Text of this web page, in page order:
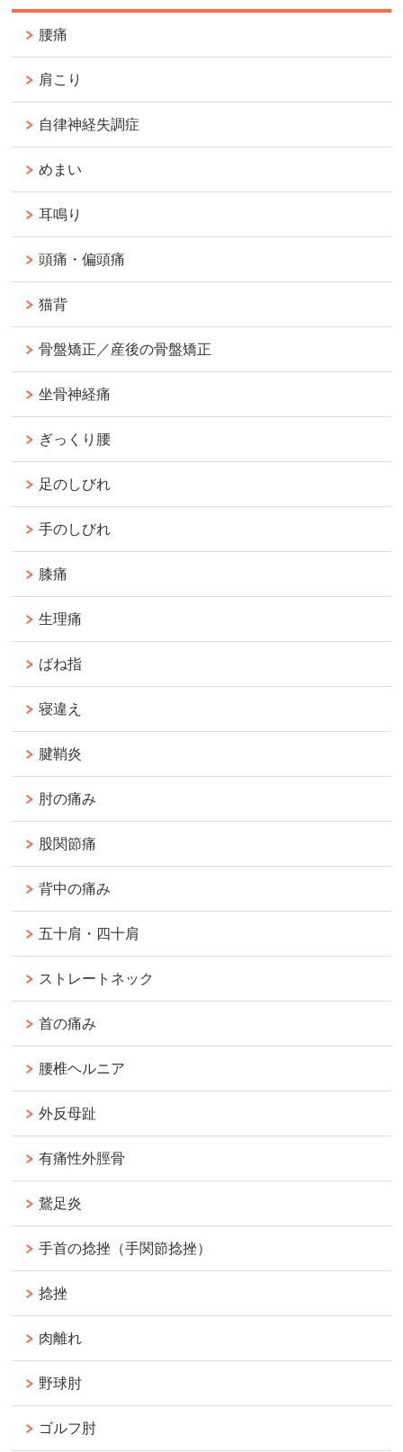
腰痛
肩こり
自律神経失調症
めまい
耳鳴り
頭痛・偏頭痛
猫背
骨盤矯正／産後の骨盤矯正
坐骨神経痛
ぎっくり腰
足のしびれ
手のしびれ
膝痛
生理痛
ばね指
寝違え
腱鞘炎
肘の痛み
股関節痛
背中の痛み
五十肩・四十肩
ストレートネック
首の痛み
腰椎ヘルニア
外反母趾
有痛性外脛骨
鵞足炎
手首の捻挫（手関節捻挫）
捻挫
肉離れ
野球肘
ゴルフ肘